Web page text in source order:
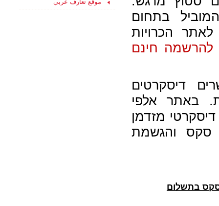
בתחום
הכרויות
להרשמה חינם
דיסקרטים
באתר אלפי
מזדמן
סקס והגשמת
סקס בתשלום
ליחצו כאן והצטרפו
موقع تعارف عربي